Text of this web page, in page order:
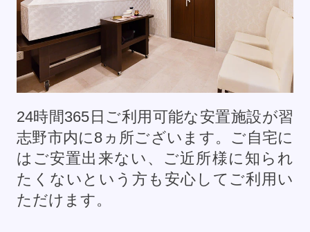
24時間365日ご利用可能な安置施設が習
志野市内に 8 ヵ所ございます。ご自宅に
はご安置出来ない、ご近所様に知られ
たくないという方も安心してご利用い
ただけます。